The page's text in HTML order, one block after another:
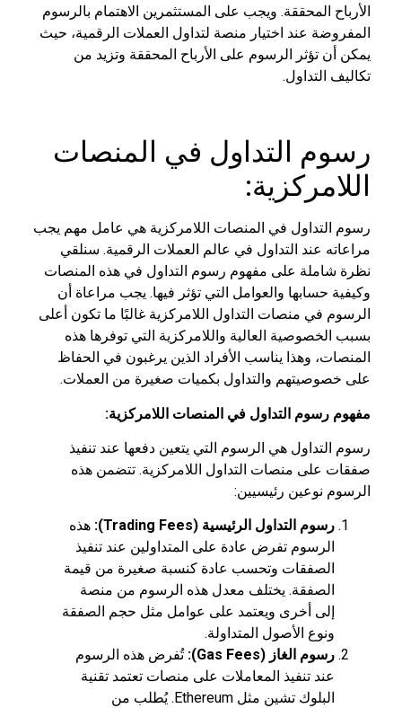
الأرباح المحققة. ويجب على المستثمرين الاهتمام بالرسوم
المفروضة عند اختيار منصة لتداول العملات الرقمية، حيث
يمكن أن تؤثر الرسوم على الأرباح المحققة وتزيد من
تكاليف التداول.
رسوم التداول في المنصات
اللامركزية:
رسوم التداول في المنصات اللامركزية هي عامل مهم يجب
مراعاته عند التداول في عالم العملات الرقمية. سنلقي
نظرة شاملة على مفهوم رسوم التداول في هذه المنصات
وكيفية حسابها والعوامل التي تؤثر فيها. يجب مراعاة أن
الرسوم في منصات التداول اللامركزية غالبًا ما تكون أعلى
بسبب الخصوصية العالية واللامركزية التي توفرها هذه
المنصات، وهذا يناسب الأفراد الذين يرغبون في الحفاظ
على خصوصيتهم والتداول بكميات صغيرة من العملات.
مفهوم رسوم التداول في المنصات اللامركزية:
رسوم التداول هي الرسوم التي يتعين دفعها عند تنفيذ
صفقات على منصات التداول اللامركزية. تتضمن هذه
الرسوم نوعين رئيسيين:
رسوم التداول الرئيسية (Trading Fees
): هذه
الرسوم تفرض عادة على المتداولين عند تنفيذ
الصفقات وتحسب عادة كنسبة صغيرة من قيمة
الصفقة. يختلف معدل هذه الرسوم من منصة
إلى أخرى ويعتمد على عوامل مثل حجم الصفقة
ونوع الأصول المتداولة.
رسوم الغاز (Gas Fees
): تُفرض هذه الرسوم
عند تنفيذ المعاملات على منصات تعتمد تقنية
البلوك تشين مثل Ethereum. يُطلب من